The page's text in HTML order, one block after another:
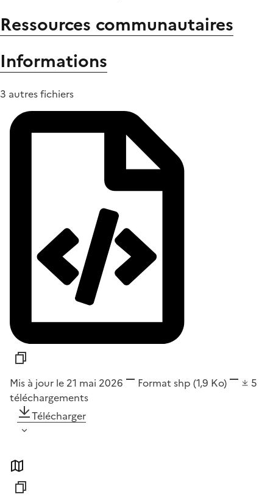
Ressources communautaires
Informations
3 autres fichiers
Mis à jour le 21 mai 2026 Format shp (1,9 Ko)
5
téléchargements
Télécharger